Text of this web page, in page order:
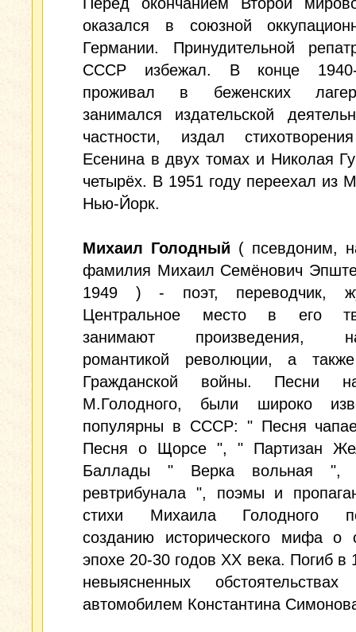
оказался в союзной
Германии. Принудительной
СССР избежал. В конце
проживал в беженских
занимался издательской
частности, издал
Есенина в двух томах и Николая
четырёх. В 1951 году переехал из
Нью-Йорк.
Михаил Голодный ( псевдоним,
фамилия Михаил Семёнович
1949 ) - поэт, переводчик,
Центральное место в его
занимают произведения,
романтикой революции, а
Гражданской войны. Песни
М.Голодного, были широко
популярны в СССР: " Песня
Песня о Щорсе ", " Партизан
Баллады " Верка вольная ",
ревтрибунала ", поэмы и
стихи Михаила Голодного
созданию исторического мифа о
эпохе 20-30 годов XX века. Погиб в
невыясненных
автомобилем Константина